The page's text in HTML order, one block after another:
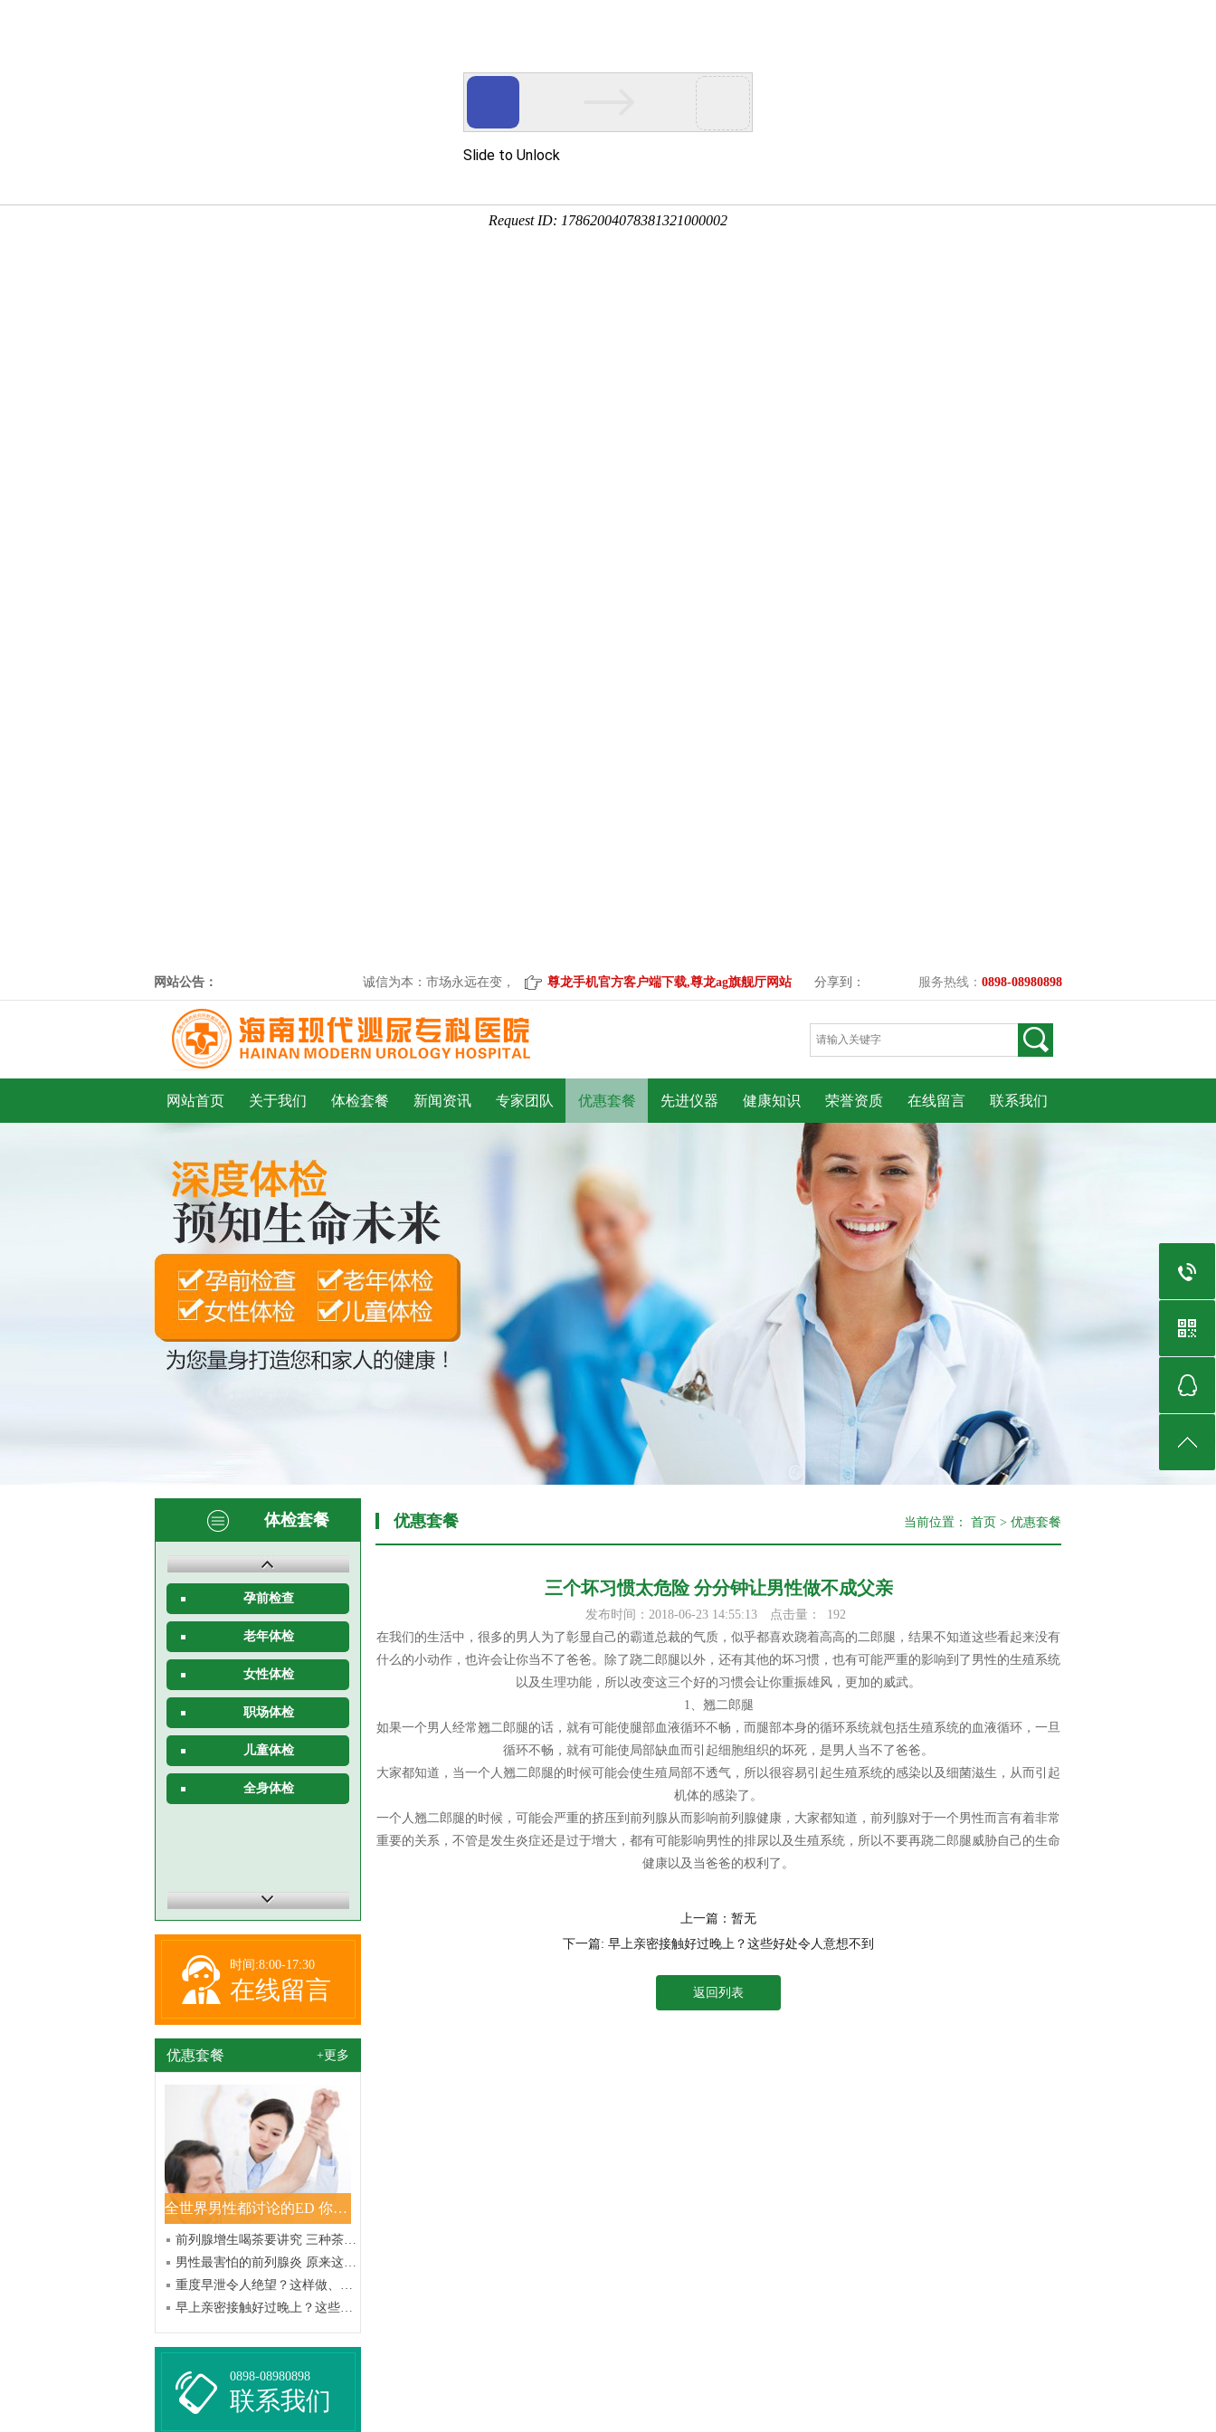
网站公告： 诚信为本：市场永远在变，诚信永远不变。 服务热线： 0898-08980898
尊龙手机官方客户端下载,尊龙ag旗舰厅网站 分享到：
网站首页 关于我们 体检套餐 新闻资讯 专家团队 优惠套餐 先进仪器 健康知识 荣誉资质 在线留言 联系我们
体检套餐
孕前检查
老年体检
女性体检
职场体检
儿童体检
全身体检
时间:8:00-17:30
在线留言
优惠套餐 +更多
全世界男性都讨论的ED 你知道多少？
前列腺增生喝茶要讲究 三种茶多多益善
男性最害怕的前列腺炎 原来这样就能预防？
重度早泄令人绝望？这样做、这样吃准没错！
早上亲密接触好过晚上？这些好处令人意想不到
0898-08980898
联系我们
优惠套餐 当前位置： 首页 > 优惠套餐
三个坏习惯太危险 分分钟让男性做不成父亲
发布时间：2018-06-23 14:55:13 点击量：
192
在我们的生活中，很多的男人为了彰显自己的霸道总裁的气质，似乎都喜欢跷着高高的二郎腿，结果不知道这些看起来没有
什么的小动作，也许会让你当不了爸爸。除了跷二郎腿以外，还有其他的坏习惯，也有可能严重的影响到了男性的生殖系统
以及生理功能，所以改变这三个好的习惯会让你重振雄风，更加的威武。
1、翘二郎腿
如果一个男人经常翘二郎腿的话，就有可能使腿部血液循环不畅，而腿部本身的循环系统就包括生殖系统的血液循环，一旦
循环不畅，就有可能使局部缺血而引起细胞组织的坏死，是男人当不了爸爸。
大家都知道，当一个人翘二郎腿的时候可能会使生殖局部不透气，所以很容易引起生殖系统的感染以及细菌滋生，从而引起
机体的感染了。
一个人翘二郎腿的时候，可能会严重的挤压到前列腺从而影响前列腺健康，大家都知道，前列腺对于一个男性而言有着非常
重要的关系，不管是发生炎症还是过于增大，都有可能影响男性的排尿以及生殖系统，所以不要再跷二郎腿威胁自己的生命
健康以及当爸爸的权利了。
上一篇：暂无
下一篇: 早上亲密接触好过晚上？这些好处令人意想不到
返回列表